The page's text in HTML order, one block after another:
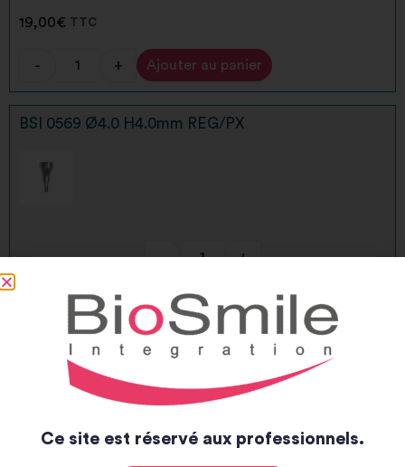
19,00€ TTC
- + Ajouter au panier
Alternative:
BSI 0569 Ø4.0 H4.0mm REG/PX
- +
TTC
+ Ajouter au panier
Alternative:
BSI 0570 Ø5.0 H2.0mm REG/PX
Ce site est réservé aux professionnels.